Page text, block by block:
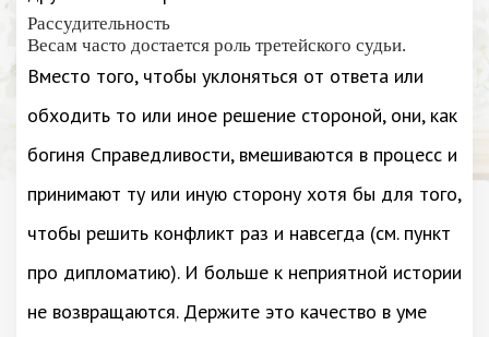
Рассудительность
Весам часто достается роль третейского судьи.
Вместо того, чтобы уклоняться от ответа или
обходить то или иное решение стороной, они, как
богиня Справедливости, вмешиваются в процесс и
принимают ту или иную сторону хотя бы для того,
чтобы решить конфликт раз и навсегда (см. пункт
про дипломатию). И больше к неприятной истории
не возвращаются. Держите это качество в уме